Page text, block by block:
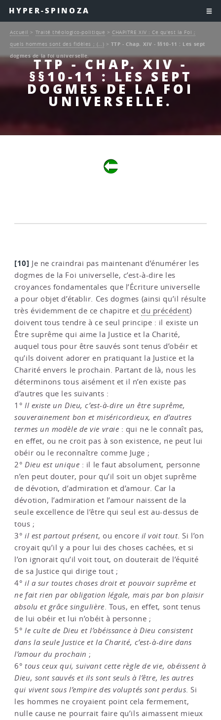
HYPER-SPINOZA
TTP - CHAP. XIV -
§§10-11 : LES SEPT
DOGMES DE LA FOI
UNIVERSELLE.
Accueil > Traité théologico-politique > CHAPITRE XIV : Ce qu’est la Foi ;
quels hommes sont des fidèles ; (…) > TTP - Chap. XIV - §§10-11 : Les sept
dogmes de la foi universelle.
[10] Je ne craindrai pas maintenant d’énumérer les
dogmes de la Foi universelle, c’est-à-dire les
croyances fondamentales que l’Écriture universelle
a pour objet d’établir. Ces dogmes (ainsi qu’il résulte
très évidemment de ce chapitre et du précédent)
doivent tous tendre à ce seul principe : il existe un
Être suprême qui aime la Justice et la Charité,
auquel tous pour être sauvés sont tenus d’obéir et
qu’ils doivent adorer en pratiquant la Justice et la
Charité envers le prochain. Partant de là, nous les
déterminons tous aisément et il n’en existe pas
d’autres que les suivants :
1° Il existe un Dieu, c’est-à-dire un être suprême,
souverainement bon et miséricordieux, en d’autres
termes un modèle de vie vraie : qui ne le connaît pas,
en effet, ou ne croit pas à son existence, ne peut lui
obéir ou le reconnaître comme Juge ;
2° Dieu est unique : il le faut absolument, personne
n’en peut douter, pour qu’il soit un objet suprême
de dévotion, d’admiration et d’amour. Car la
dévotion, l’admiration et l’amour naissent de la
seule excellence de l’être qui seul est au-dessus de
tous ;
3° il est partout présent, ou encore il voit tout. Si l’on
croyait qu’il y a pour lui des choses cachées, et si
l’on ignorait qu’il voit tout, on douterait de l’équité
de sa Justice qui dirige tout ;
4° il a sur toutes choses droit et pouvoir suprême et
ne fait rien par obligation légale, mais par bon plaisir
absolu et grâce singulière. Tous, en effet, sont tenus
de lui obéir et lui n’obéit à personne ;
5° le culte de Dieu et l’obéissance à Dieu consistent
dans la seule Justice et la Charité, c’est-à-dire dans
l’amour du prochain ;
6° tous ceux qui, suivant cette règle de vie, obéissent à
Dieu, sont sauvés et ils sont seuls à l’être, les autres
qui vivent sous l’empire des voluptés sont perdus. Si
les hommes ne croyaient point cela fermement,
nulle cause ne pourrait faire qu’ils aimassent mieux